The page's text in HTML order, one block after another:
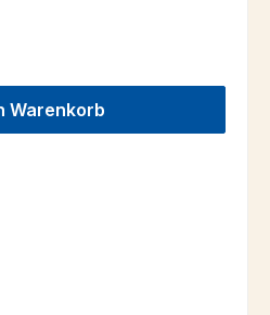
oder benutze die Schaltflächen
Warenkorb